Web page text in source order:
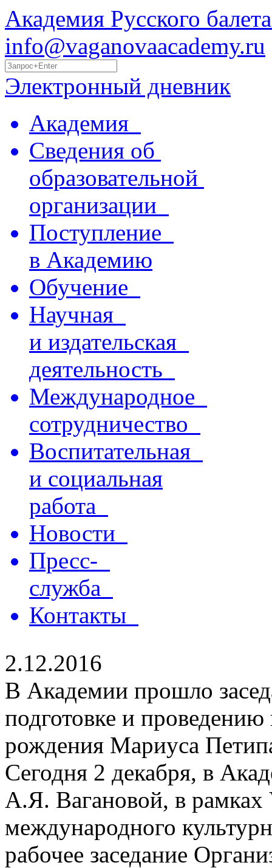
Академия Русского
info@vaganovaacademy.ru
Электронный дневник
Академия
Сведения об
образовательной
организации
Поступление
в Академию
Обучение
Научная
и издательская
деятельность
Международное
сотрудничество
Воспитательная
и социальная
работа
Новости
Пресс-
служба
Контакты
2.12.2016
В Академии прошло
подготовке и
рождения Мариуса
Сегодня 2 декабря, в
А.Я. Вагановой, в рамках
международного
рабочее заседание